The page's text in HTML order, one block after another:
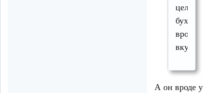
целой
буханке
вроде
вкуснее)))
А он вроде у